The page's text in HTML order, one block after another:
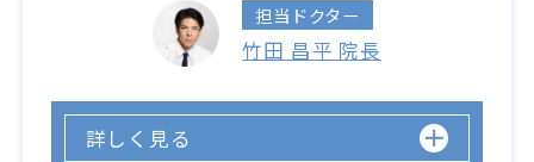
担当ドクター
竹田 昌平 院長
詳しく見る